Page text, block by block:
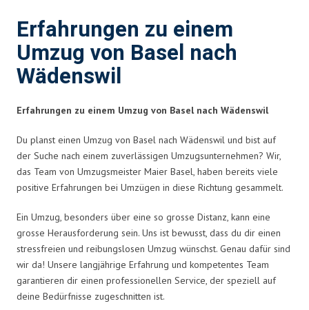
Erfahrungen zu einem
Umzug von Basel nach
Wädenswil
Erfahrungen zu einem Umzug von Basel nach Wädenswil
Du planst einen Umzug von Basel nach Wädenswil und bist auf
der Suche nach einem zuverlässigen Umzugsunternehmen? Wir,
das Team von Umzugsmeister Maier Basel, haben bereits viele
positive Erfahrungen bei Umzügen in diese Richtung gesammelt.
Ein Umzug, besonders über eine so grosse Distanz, kann eine
grosse Herausforderung sein. Uns ist bewusst, dass du dir einen
stressfreien und reibungslosen Umzug wünschst. Genau dafür sind
wir da! Unsere langjährige Erfahrung und kompetentes Team
garantieren dir einen professionellen Service, der speziell auf
deine Bedürfnisse zugeschnitten ist.